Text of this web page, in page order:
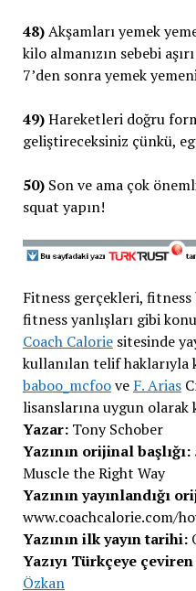
48)Akşamları yemek
kilo almanızın sebebi
7’den sonra yemek
49)Hareketleri doğru
geliştireceksiniz çünkü,
50)Son ve ama çok
squat yapın!
Fitness gerçekleri, fitness
fitness yanlışları gibi
Coach Caloriesitesinde
kullanılan telif
baboo_mcfoove F. Arias
lisanslarına uygun olarak
Yazar:Tony Schober
Yazının orijinal başlığı:
Muscle the Right Way
Yazının yayınlandığı
www.coachcalorie.com/
Yazının ilk yayın tarihi:
Yazıyı Türkçeye
Özkan